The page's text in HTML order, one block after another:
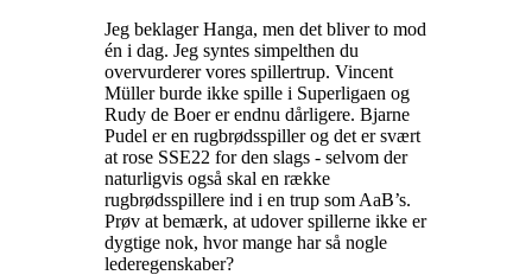
Jeg beklager Hanga, men det bliver to mod
én i dag. Jeg syntes simpelthen du
overvurderer vores spillertrup. Vincent
Müller burde ikke spille i Superligaen og
Rudy de Boer er endnu dårligere. Bjarne
Pudel er en rugbrødsspiller og det er svært
at rose SSE22 for den slags - selvom der
naturligvis også skal en række
rugbrødsspillere ind i en trup som AaB’s.
Prøv at bemærk, at udover spillerne ikke er
dygtige nok, hvor mange har så nogle
lederegenskaber?